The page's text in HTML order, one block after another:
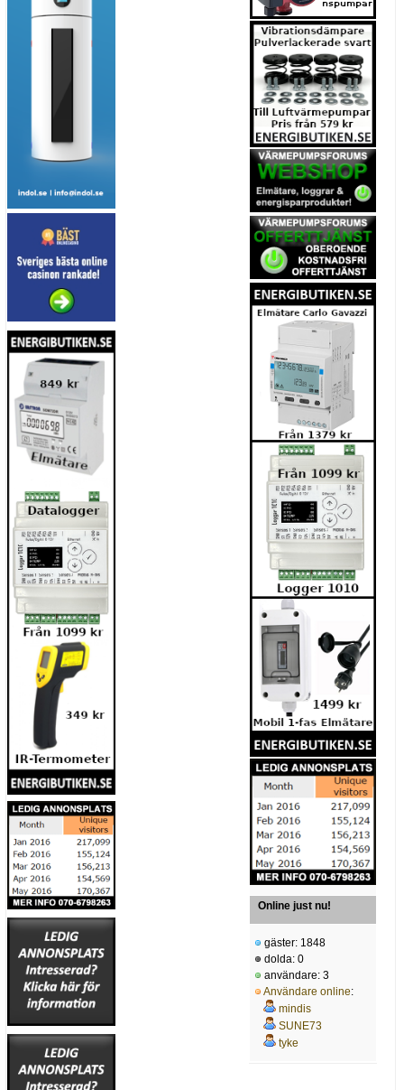
Online just nu!
gäster: 1848
dolda: 0
användare: 3
Användare online:
mindis
SUNE73
tyke